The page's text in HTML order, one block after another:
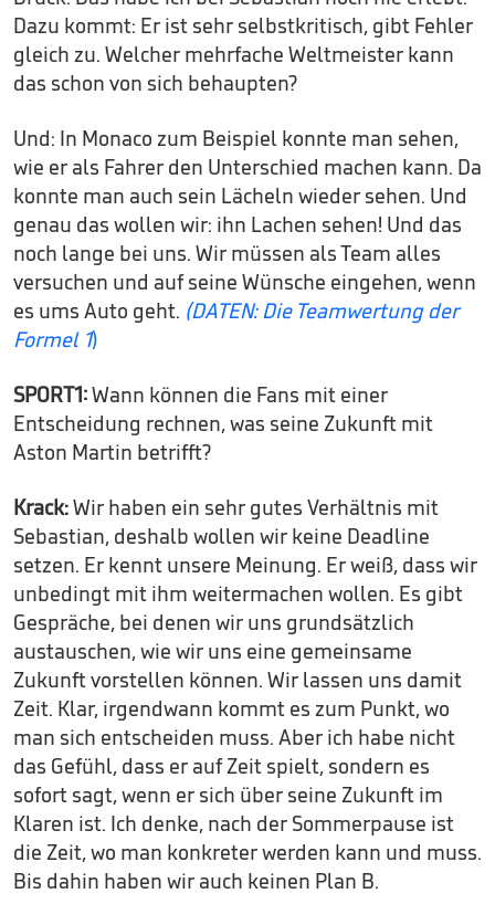
Dazu kommt: Er ist sehr selbstkritisch, gibt Fehler
gleich zu. Welcher mehrfache Weltmeister kann
das schon von sich behaupten?
Und: In Monaco zum Beispiel konnte man sehen,
wie er als Fahrer den Unterschied machen kann. Da
konnte man auch sein Lächeln wieder sehen. Und
genau das wollen wir: ihn Lachen sehen! Und das
noch lange bei uns. Wir müssen als Team alles
versuchen und auf seine Wünsche eingehen, wenn
es ums Auto geht. (DATEN: Die Teamwertung der
Formel 1)
SPORT1:Wann können die Fans mit einer
Entscheidung rechnen, was seine Zukunft mit
Aston Martin betrifft?
Krack:Wir haben ein sehr gutes Verhältnis mit
Sebastian, deshalb wollen wir keine Deadline
setzen. Er kennt unsere Meinung. Er weiß, dass wir
unbedingt mit ihm weitermachen wollen. Es gibt
Gespräche, bei denen wir uns grundsätzlich
austauschen, wie wir uns eine gemeinsame
Zukunft vorstellen können. Wir lassen uns damit
Zeit. Klar, irgendwann kommt es zum Punkt, wo
man sich entscheiden muss. Aber ich habe nicht
das Gefühl, dass er auf Zeit spielt, sondern es
sofort sagt, wenn er sich über seine Zukunft im
Klaren ist. Ich denke, nach der Sommerpause ist
die Zeit, wo man konkreter werden kann und muss.
Bis dahin haben wir auch keinen Plan B.